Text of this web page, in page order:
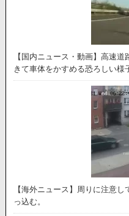
【国内ニュース・動画】高速
きて車体をかすめる恐ろしい様
【海外ニュース】周りに注意
っ込む。